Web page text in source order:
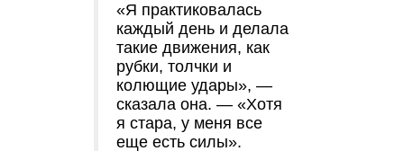
«Я практиковалась
каждый день и делала
такие движения, как
рубки, толчки и
колющие удары», —
сказала она. — «Хотя
я стара, у меня все
еще есть силы».